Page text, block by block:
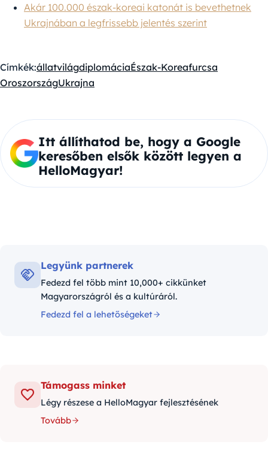
Akár 100.000 észak-koreai katonát is bevethetnek
Ukrajnában a legfrissebb jelentés szerint
Címkék:állatvilágdiplomáciaÉszak-Koreafurcsa
OroszországUkrajna
Itt állíthatod be, hogy a Google
keresőben elsők között legyen a
HelloMagyar!
Legyünk partnerek
Fedezd fel több mint 10,000+ cikkünket
Magyarországról és a kultúráról.
Fedezd fel a lehetőségeket
Támogass minket
Légy részese a HelloMagyar fejlesztésének
Tovább